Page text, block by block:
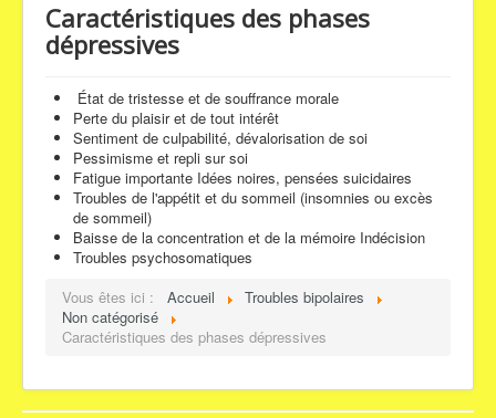
Caractéristiques des phases
dépressives
État de tristesse et de souffrance morale
Perte du plaisir et de tout intérêt
Sentiment de culpabilité, dévalorisation de soi
Pessimisme et repli sur soi
Fatigue importante Idées noires, pensées suicidaires
Troubles de l'appétit et du sommeil (insomnies ou excès
de sommeil)
Baisse de la concentration et de la mémoire Indécision
Troubles psychosomatiques
Vous êtes ici :
Accueil
Troubles bipolaires
Non catégorisé
Caractéristiques des phases dépressives